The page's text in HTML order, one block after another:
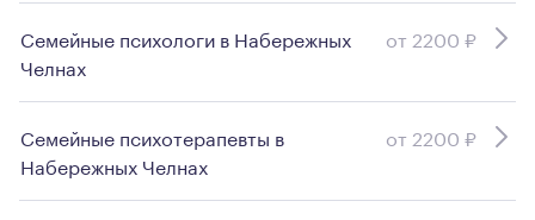
Семейные психологи в Набережных
Челнах
от 2200 ₽
Семейные психотерапевты в
Набережных Челнах
от 2200 ₽